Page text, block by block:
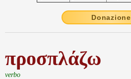
Donazione
προσπλάζω
verbo